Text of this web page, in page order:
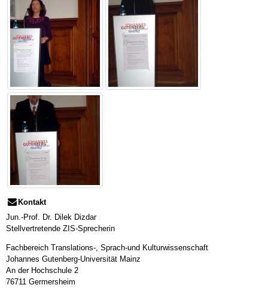
Kontakt
Jun.-Prof. Dr. Dilek Dizdar
Stellvertretende ZIS-Sprecherin
Fachbereich Translations-, Sprach-und Kulturwissenschaft
Johannes Gutenberg-Universität Mainz
An der Hochschule 2
76711 Germersheim